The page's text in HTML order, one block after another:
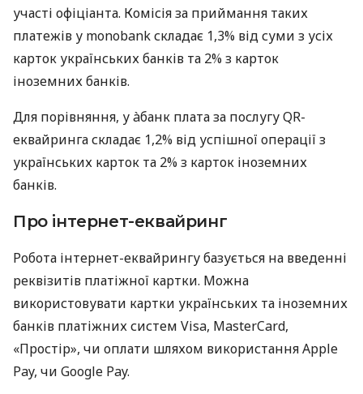
участі офіціанта. Комісія за приймання таких
платежів у monobank складає 1,3% від суми з усіх
карток українських банків та 2% з карток
іноземних банків.
Для порівняння, у àбанк плата за послугу QR-
еквайринга складає 1,2% від успішної операції з
українських карток та 2% з карток іноземних
банків.
Про інтернет-еквайринг
Робота інтернет-еквайрингу базується на введенні
реквізитів платіжної картки. Можна
використовувати картки українських та іноземних
банків платіжних систем Visa, MasterCard,
«Простір», чи оплати шляхом використання Apple
Pay, чи Google Pay.